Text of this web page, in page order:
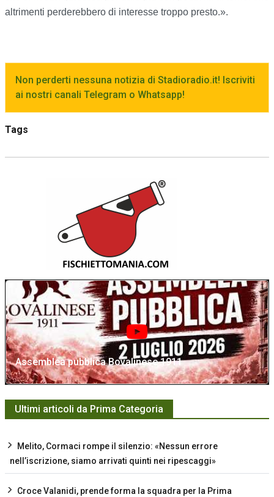
altrimenti perderebbero di interesse troppo presto.».
Non perderti nessuna notizia di Stadioradio.it! Iscriviti
ai nostri canali Telegram o Whatsapp!
Tags
Assemblea pubblica Bovalinese 1911
Ultimi articoli da Prima Categoria
Melito, Cormaci rompe il silenzio: «Nessun errore
nell’iscrizione, siamo arrivati quinti nei ripescaggi»
Croce Valanidi, prende forma la squadra per la Prima